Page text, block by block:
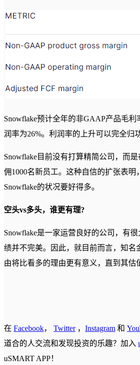
Snowflake预计全年的非GAAP产品毛
润率为26%。利润率的上升可以完全归
Snowflake目前没有打算精简公司，而
佣1000名新员工。这种自信的扩张表明
Snowflake的状况要好得多。
空头vs多头，谁更有理?
Snowflake是一家运营良好的公司，有
绩并不完美。因此，就目前而言，知名
由将比看多的理由更有意义，直到其估
在 Facebook， Twitter， Instagram 和
道合的人交流和发现投资的乐趣？加入
uSMART APP！